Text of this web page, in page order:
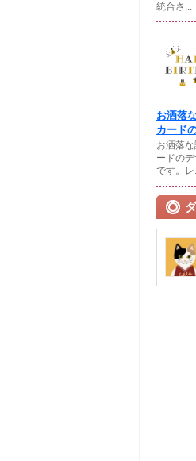
統合さ...
お洒落
カード
お洒落
ードのデ
です。レ